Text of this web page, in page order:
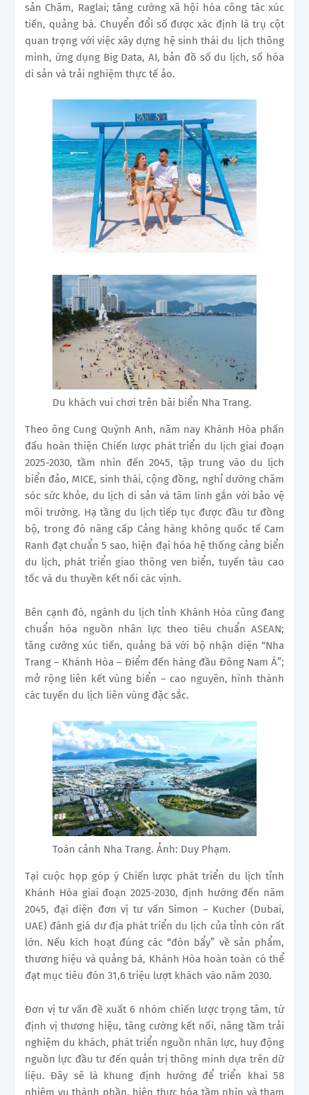
sản Chăm, Raglai; tăng cường xã hội hóa công tác xúc
tiến, quảng bá. Chuyển đổi số được xác định là trụ cột
quan trọng với việc xây dựng hệ sinh thái du lịch thông
minh, ứng dụng Big Data, AI, bản đồ số du lịch, số hóa
di sản và trải nghiệm thực tế ảo.
Du khách vui chơi trên bãi biển Nha Trang.
Theo ông Cung Quỳnh Anh, năm nay Khánh Hòa phấn
đấu hoàn thiện Chiến lược phát triển du lịch giai đoạn
2025-2030, tầm nhìn đến 2045, tập trung vào du lịch
biển đảo, MICE, sinh thái, cộng đồng, nghỉ dưỡng chăm
sóc sức khỏe, du lịch di sản và tâm linh gắn với bảo vệ
môi trường. Hạ tầng du lịch tiếp tục được đầu tư đồng
bộ, trong đó nâng cấp Cảng hàng không quốc tế Cam
Ranh đạt chuẩn 5 sao, hiện đại hóa hệ thống cảng biển
du lịch, phát triển giao thông ven biển, tuyến tàu cao
tốc và du thuyền kết nối các vịnh.
Bên cạnh đó, ngành du lịch tỉnh Khánh Hòa cũng đang
chuẩn hóa nguồn nhân lực theo tiêu chuẩn ASEAN;
tăng cường xúc tiến, quảng bá với bộ nhận diện “Nha
Trang – Khánh Hòa – Điểm đến hàng đầu Đông Nam Á”;
mở rộng liên kết vùng biển – cao nguyên, hình thành
các tuyến du lịch liên vùng đặc sắc.
Toàn cảnh Nha Trang. Ảnh: Duy Phạm.
Tại cuộc họp góp ý Chiến lược phát triển du lịch tỉnh
Khánh Hòa giai đoạn 2025-2030, định hướng đến năm
2045, đại diện đơn vị tư vấn Simon – Kucher (Dubai,
UAE) đánh giá dư địa phát triển du lịch của tỉnh còn rất
lớn. Nếu kích hoạt đúng các “đòn bẩy” về sản phẩm,
thương hiệu và quảng bá, Khánh Hòa hoàn toàn có thể
đạt mục tiêu đón 31,6 triệu lượt khách vào năm 2030.
Đơn vị tư vấn đề xuất 6 nhóm chiến lược trọng tâm, từ
định vị thương hiệu, tăng cường kết nối, nâng tầm trải
nghiệm du khách, phát triển nguồn nhân lực, huy động
nguồn lực đầu tư đến quản trị thông minh dựa trên dữ
liệu. Đây sẽ là khung định hướng để triển khai 58
nhiệm vụ thành phần, hiện thực hóa tầm nhìn và tham